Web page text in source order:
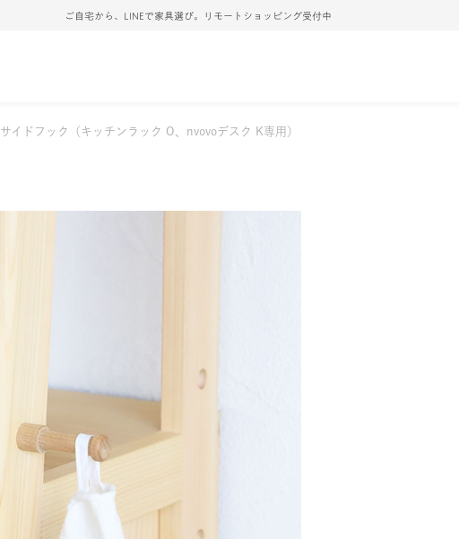
ご自宅から、LINEで家具選び。リモートショッピング受付中
サイドフック（キッチンラック O、nvovoデスク K専用）